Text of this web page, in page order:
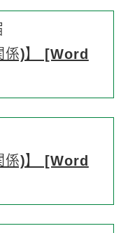
係)】 [Word
係)】 [Word